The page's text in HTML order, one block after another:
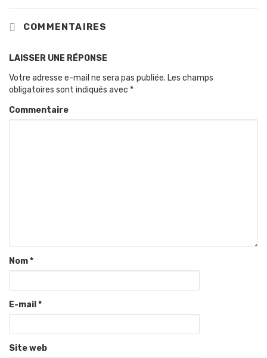
COMMENTAIRES
LAISSER UNE RÉPONSE
Votre adresse e-mail ne sera pas publiée. Les champs
obligatoires sont indiqués avec *
Commentaire
Nom*
E-mail *
Site web